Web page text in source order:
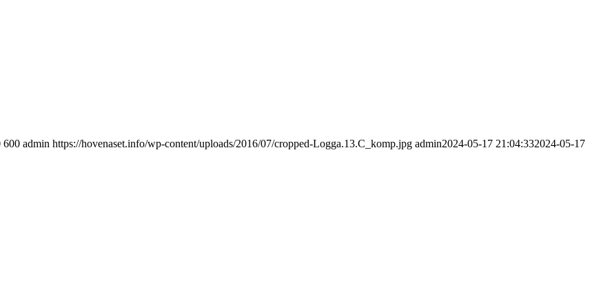
600 admin https://hovenaset.info/wp-content/uploads/2016/07/cropped-Logga.13.C_komp.jpg admin2024-05-17 21:04:332024-05-17